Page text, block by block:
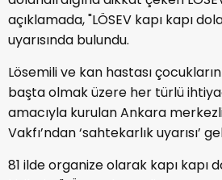
açıklamada, "LÖSEV kapı kapı
uyarısında bulundu.
Lösemili ve kan hastası
başta olmak üzere her türlü
amacıyla kurulan Ankara
Vakfı’ndan ‘sahtekarlık uyarısı’
81 ilde organize olarak kapı kapı